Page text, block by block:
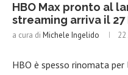
HBO Max pronto al
streaming arriva il 27
a cura di Michele Ingelido
HBO è spesso rinomata